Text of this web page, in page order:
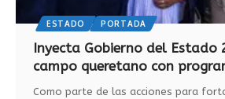
ESTADO PORTADA
Inyecta Gobierno del Estado
campo queretano con
Como parte de las acciones para